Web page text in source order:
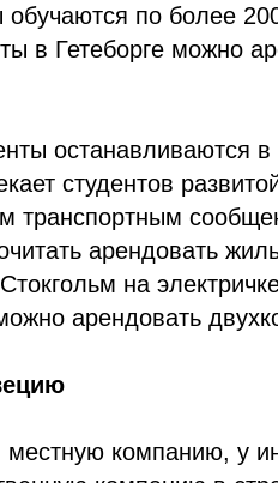
обучаются по более
в Гетеборге можно
останавливаются
студентов
транспортным
арендовать
на
арендовать
компанию, у